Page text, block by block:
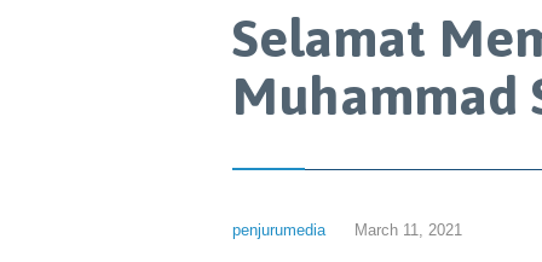
Selamat
Muhammad
penjurumedia March 11, 2021